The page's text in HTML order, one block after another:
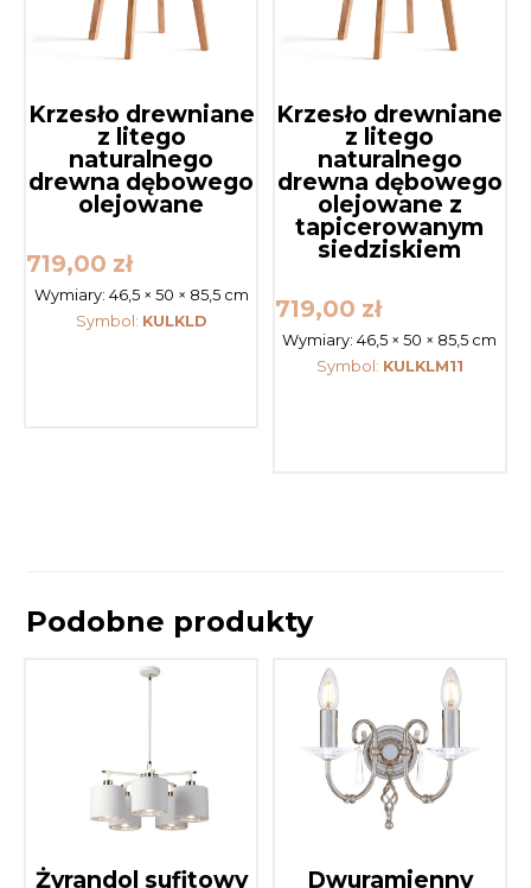
Krzesło drewniane
z litego
naturalnego
drewna dębowego
olejowane
719,00 zł
Wymiary: 46,5 × 50 × 85,5 cm
Symbol: KULKLD
Krzesło drewniane
z litego
naturalnego
drewna dębowego
olejowane z
tapicerowanym
siedziskiem
719,00 zł
Wymiary:46,5 × 50 × 85,5 cm
Symbol: KULKLM11
Podobne produkty
Żyrandol sufitowy Dwuramienny